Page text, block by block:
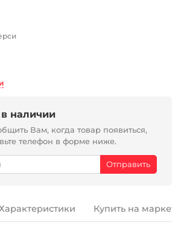
наличии
Вам, когда товар появиться,
телефон в форме ниже.
Купить на